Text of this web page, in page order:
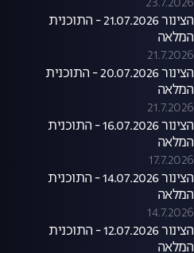
הצינור 21.07.2026 - התוכנית
המלאה
21.7.2026
הצינור 20.07.2026 - התוכנית
המלאה
21.7.2026
הצינור 16.07.2026 - התוכנית
המלאה
17.7.2026
הצינור 14.07.2026 - התוכנית
המלאה
14.7.2026
הצינור 12.07.2026 - התוכנית
המלאה